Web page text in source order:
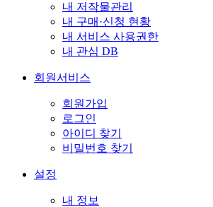
내 저작물관리
내 구매·신청 현황
내 서비스 사용권한
내 관심 DB
회원서비스
회원가입
로그인
아이디 찾기
비밀번호 찾기
설정
내 정보